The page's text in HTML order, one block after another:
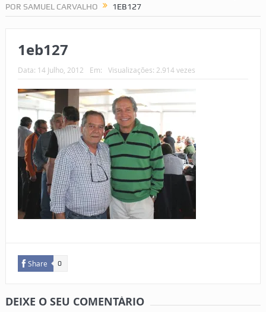
POR SAMUEL CARVALHO
1EB127
1eb127
Data: 14 Julho, 2012 Em: Visualizações: 2.914 vezes
Share 0
DEIXE O SEU COMENTÁRIO